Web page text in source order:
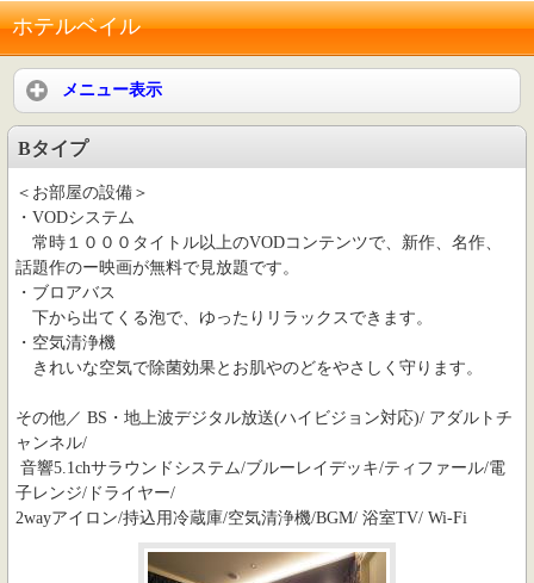
ホテルベイル
メニュー表示
Bタイプ
＜お部屋の設備＞
・VODシステム
常時１０００タイトル以上のVODコンテンツで、新作、名作、
話題作のー映画が無料で見放題です。
・ブロアバス
下から出てくる泡で、ゆったりリラックスできます。
・空気清浄機
きれいな空気で除菌効果とお肌やのどをやさしく守ります。
その他／ BS・地上波デジタル放送(ハイビジョン対応)/ アダルトチ
ャンネル/
音響5.1chサラウンドシステム/ブルーレイデッキ/ティファール/電
子レンジ/ドライヤー/
2wayアイロン/持込用冷蔵庫/空気清浄機/BGM/ 浴室TV/ Wi-Fi